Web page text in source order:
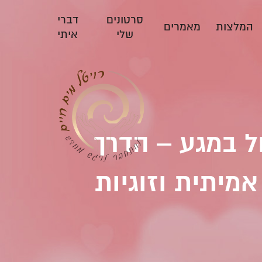
המלצות מאמרים
סרטונים
שלי
דברי
איתי
במגע – הדרך
וזוגיות